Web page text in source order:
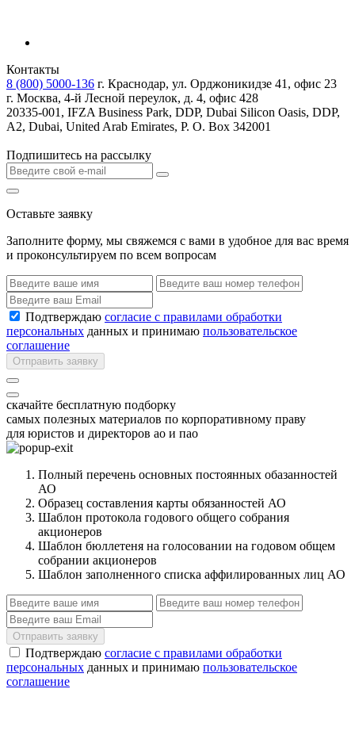
Контакты
8 (800) 5000-136 г. Краснодар, ул. Орджоникидзе 41, офис 23
г. Москва, 4-й Лесной переулок, д. 4, офис 428
20335-001, IFZA Business Park, DDP, Dubai Silicon Oasis, DDP,
A2, Dubai, United Arab Emirates, P. O. Box 342001
Подпишитесь на рассылку
Оставьте заявку
Заполните форму, мы свяжемся с вами в удобное для вас время
и проконсультируем по всем вопросам
Подтверждаю согласие с правилами обработки
персональных данных и принимаю пользовательское
соглашение
Отправить заявку
скачайте бесплатную подборку
самых полезных материалов по корпоративному праву
для юристов и директоров ао и пао
Полный перечень основных постоянных обазанностей
АО
Образец составления карты обязанностей АО
Шаблон протокола годового общего собрания
акционеров
Шаблон бюллетеня на голосовании на годовом общем
собрании акционеров
Шаблон заполненного списка аффилированных лиц АО
Отправить заявку
Подтверждаю согласие с правилами обработки
персональных данных и принимаю пользовательское
соглашение